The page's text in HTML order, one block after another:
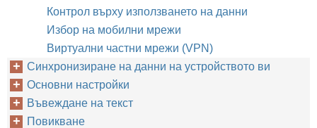
Контрол върху използването на данни
Избор на мобилни мрежи
Виртуални частни мрежи (VPN)
Синхронизиране на данни на устройството ви
Основни настройки
Въвеждане на текст
Повикване